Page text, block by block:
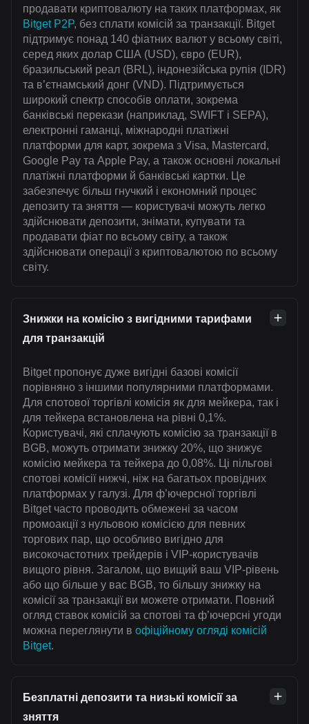
продавати криптовалюту на таких платформах, як
Bitget P2P, без сплати комісій за транзакції. Bitget
підтримує понад 140 фіатних валют у всьому світі,
серед яких долар США (USD), євро (EUR),
бразильський реал (BRL), індонезійська рупія (IDR)
та в’єтнамський донг (VND). Підтримується
широкий спектр способів оплати, зокрема
банківські перекази (наприклад, SWIFT і SEPA),
електронні гаманці, міжнародні платіжні
платформи для карт, зокрема з Visa, Mastercard,
Google Pay та Apple Pay, а також основні локальні
платіжні платформи й банківські картки. Це
забезпечує більш гнучкий і економний процес
депозиту та зняття — користувачі можуть легко
здійснювати депозити, знімати, купувати та
продавати фіат по всьому світу, а також
здійснювати операції з криптовалютою по всьому
світу.
Знижки на комісію з вигідними тарифами
для транзакцій
Bitget пропонує дуже вигідні базові комісії
порівняно з іншими популярними платформами.
Для спотової торгівлі комісія як для мейкера, так і
для тейкера встановлена на рівні 0,1%.
Користувачі, які сплачують комісію за транзакції в
BGB, можуть отримати знижку 20%, що знижує
комісію мейкера та тейкера до 0,08%. Ці пільгові
спотові комісії нижчі, ніж на багатьох провідних
платформах у галузі. Для ф’ючерсної торгівлі
Bitget часто проводить обмежені за часом
промоакції з нульовою комісією для певних
торгових пар, що особливо вигідно для
високочастотних трейдерів і VIP-користувачів
вищого рівня. Загалом, що вищий ваш VIP-рівень
або що більше у вас BGB, то більшу знижку на
комісії за транзакції ви можете отримати. Повний
огляд ставок комісій за спотові та ф’ючерсні угоди
можна переглянути в офіційному огляді комісій
Bitget.
Безплатні депозити та низькі комісії за
зняття